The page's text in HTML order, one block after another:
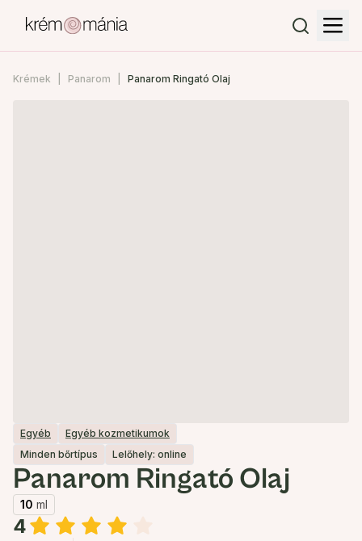
Krémek Panarom Panarom Ringató Olaj
Egyéb
Egyéb kozmetikumok
Minden bőrtípus
Lelőhely: online
Panarom Ringató Olaj
10 ml
4